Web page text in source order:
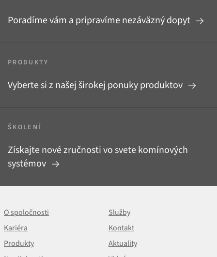
Poradíme vám a pripravíme nezáväzný dopyt
PRODUKTY
Vyberte si z našej širokej ponuky produktov
ŠKOLENÍ
Získajte nové zručnosti vo svete komínových
systémov
O spoločnosti
Služby
Kariéra
Kontakt
Produkty
Aktuality